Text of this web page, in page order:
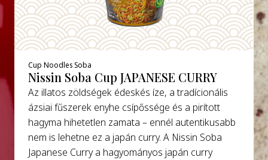
Cup Noodles Soba
Nissin Soba Cup JAPANESE CURRY
Az illatos zöldségek édeskés íze, a tradícionális
ázsiai fűszerek enyhe csípőssége és a pirított
hagyma hihetetlen zamata – ennél autentikusabb
nem is lehetne ez a japán curry. A Nissin Soba
Japanese Curry a hagyományos japán curry